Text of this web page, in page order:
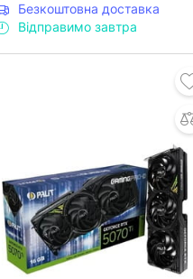
Безкоштовна доставка
Відправимо завтра